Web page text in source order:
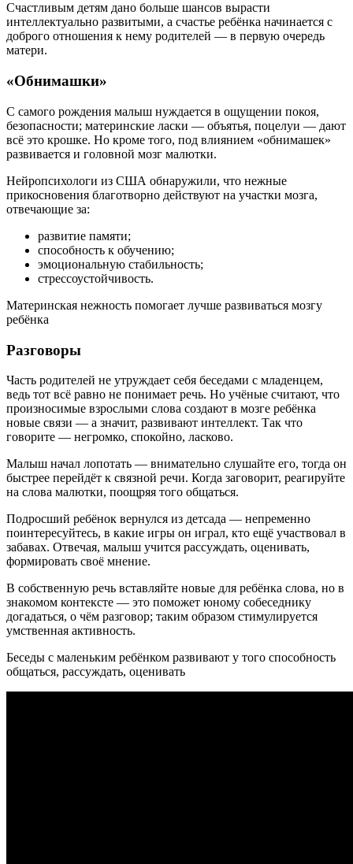
Счастливым детям дано больше шансов вырасти
интеллектуально развитыми, а счастье ребёнка начинается с
доброго отношения к нему родителей — в первую очередь
матери.
«Обнимашки»
С самого рождения малыш нуждается в ощущении покоя,
безопасности; материнские ласки — объятья, поцелуи — дают
всё это крошке. Но кроме того, под влиянием «обнимашек»
развивается и головной мозг малютки.
Нейропсихологи из США обнаружили, что нежные
прикосновения благотворно действуют на участки мозга,
отвечающие за:
развитие памяти;
способность к обучению;
эмоциональную стабильность;
стрессоустойчивость.
Материнская нежность помогает лучше развиваться мозгу
ребёнка
Разговоры
Часть родителей не утруждает себя беседами с младенцем,
ведь тот всё равно не понимает речь. Но учёные считают, что
произносимые взрослыми слова создают в мозге ребёнка
новые связи — а значит, развивают интеллект. Так что
говорите — негромко, спокойно, ласково.
Малыш начал лопотать — внимательно слушайте его, тогда он
быстрее перейдёт к связной речи. Когда заговорит, реагируйте
на слова малютки, поощряя того общаться.
Подросший ребёнок вернулся из детсада — непременно
поинтересуйтесь, в какие игры он играл, кто ещё участвовал в
забавах. Отвечая, малыш учится рассуждать, оценивать,
формировать своё мнение.
В собственную речь вставляйте новые для ребёнка слова, но в
знакомом контексте — это поможет юному собеседнику
догадаться, о чём разговор; таким образом стимулируется
умственная активность.
Беседы с маленьким ребёнком развивают у того способность
общаться, рассуждать, оценивать